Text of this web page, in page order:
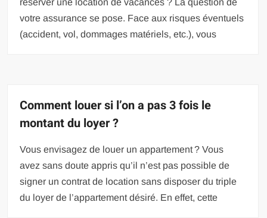
réserver une location de vacances ? La question de
votre assurance se pose. Face aux risques éventuels
(accident, vol, dommages matériels, etc.), vous
Comment louer si l’on a pas 3 fois le
montant du loyer ?
Vous envisagez de louer un appartement ? Vous
avez sans doute appris qu’il n’est pas possible de
signer un contrat de location sans disposer du triple
du loyer de l’appartement désiré. En effet, cette